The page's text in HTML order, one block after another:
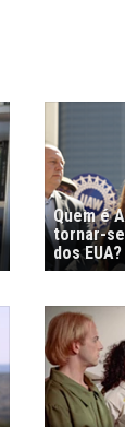
Quem é
tornar-
dos EUA?